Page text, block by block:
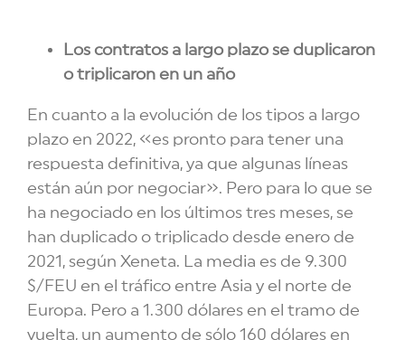
Los contratos a largo plazo se duplicaron
o triplicaron en un año
En cuanto a la evolución de los tipos a largo
plazo en 2022, «es pronto para tener una
respuesta definitiva, ya que algunas líneas
están aún por negociar». Pero para lo que se
ha negociado en los últimos tres meses, se
han duplicado o triplicado desde enero de
2021, según Xeneta. La media es de 9.300
$/FEU en el tráfico entre Asia y el norte de
Europa. Pero a 1.300 dólares en el tramo de
vuelta, un aumento de sólo 160 dólares en